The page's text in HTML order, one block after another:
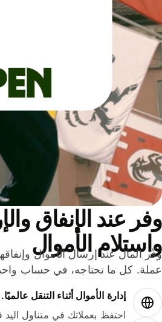
عند الإنفاق
الأموال
كل ما تحتاجه، في حساب واحد،
إدارة الأموال أثناء التنقل عالميًا.
احتفظ بعملاتك في متناول اليد